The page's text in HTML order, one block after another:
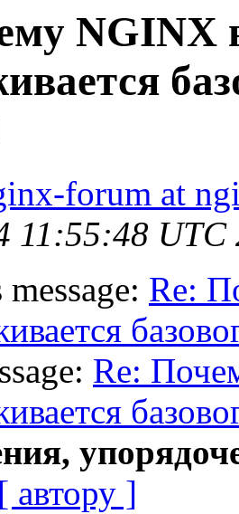
NGINX
forum at
11:55:48 UTC
Re:
Re:
[ автору ]